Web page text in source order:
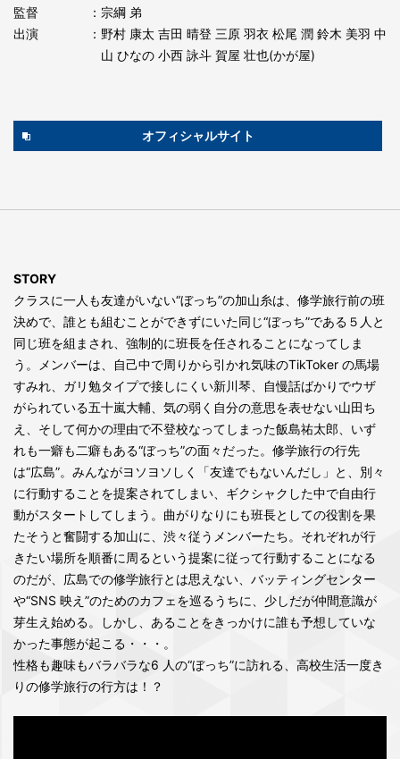
監督
：宗綱 弟
出演
：野村 康太 吉⽥ 晴登 三原 ⽻⾐ 松尾 潤 鈴⽊ 美⽻ 中
⼭ ひなの ⼩⻄ 詠⽃ 賀屋 壮也(かが屋)
オフィシャルサイト
STORY
クラスに一人も友達がいない“ぼっち”の加山糸は、修学旅行前の班
決めで、誰とも組むことができずにいた同じ“ぼっち”である５人と
同じ班を組まされ、強制的に班長を任されることになってしま
う。メンバーは、自己中で周りから引かれ気味のTikToker の馬場
すみれ、ガリ勉タイプで接しにくい新川琴、自慢話ばかりでウザ
がられている五十嵐大輔、気の弱く自分の意思を表せない山田ち
え、そして何かの理由で不登校なってしまった飯島祐太郎、いず
れも一癖も二癖もある“ぼっち”の面々だった。修学旅行の行先
は“広島”。みんながヨソヨソしく「友達でもないんだし」と、別々
に行動することを提案されてしまい、ギクシャクした中で自由行
動がスタートしてしまう。曲がりなりにも班長としての役割を果
たそうと奮闘する加山に、渋々従うメンバーたち。それぞれが行
きたい場所を順番に周るという提案に従って行動することになる
のだが、広島での修学旅行とは思えない、バッティングセンター
や“SNS 映え”のためのカフェを巡るうちに、少しだが仲間意識が
芽生え始める。しかし、あることをきっかけに誰も予想していな
かった事態が起こる・・・。
性格も趣味もバラバラな6 人の“ぼっち”に訪れる、高校生活一度き
りの修学旅行の行方は！？